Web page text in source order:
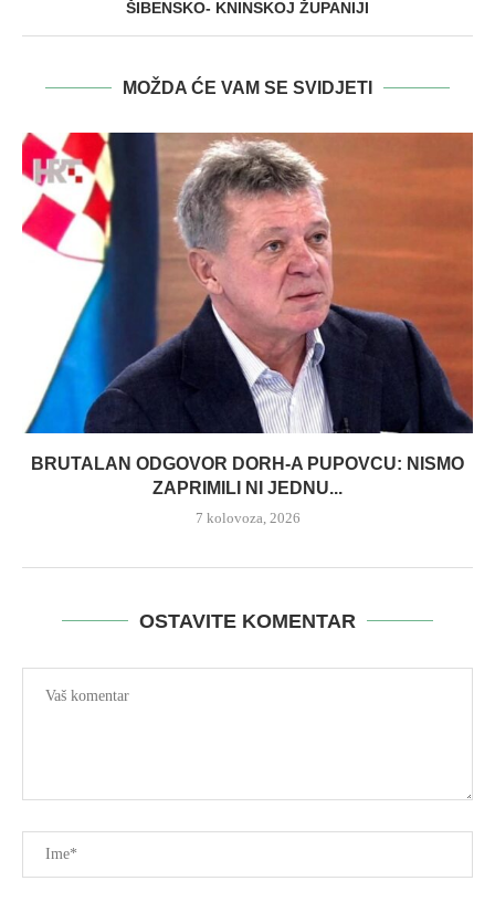
ŠIBENSKO- KNINSKOJ ŽUPANIJI
MOŽDA ĆE VAM SE SVIDJETI
BRUTALAN ODGOVOR DORH-A PUPOVCU: NISMO
ZAPRIMILI NI JEDNU...
7 kolovoza, 2026
OSTAVITE KOMENTAR